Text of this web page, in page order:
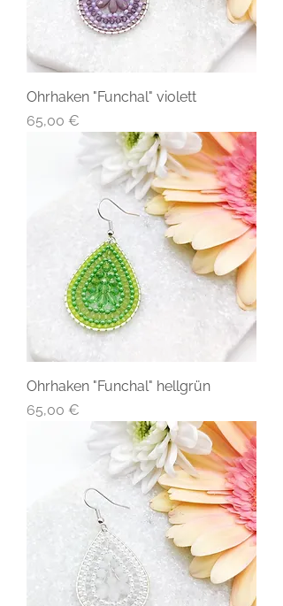
Ohrhaken "Funchal" violett
Preis
65,00 €
Ohrhaken "Funchal" hellgrün
Preis
65,00 €